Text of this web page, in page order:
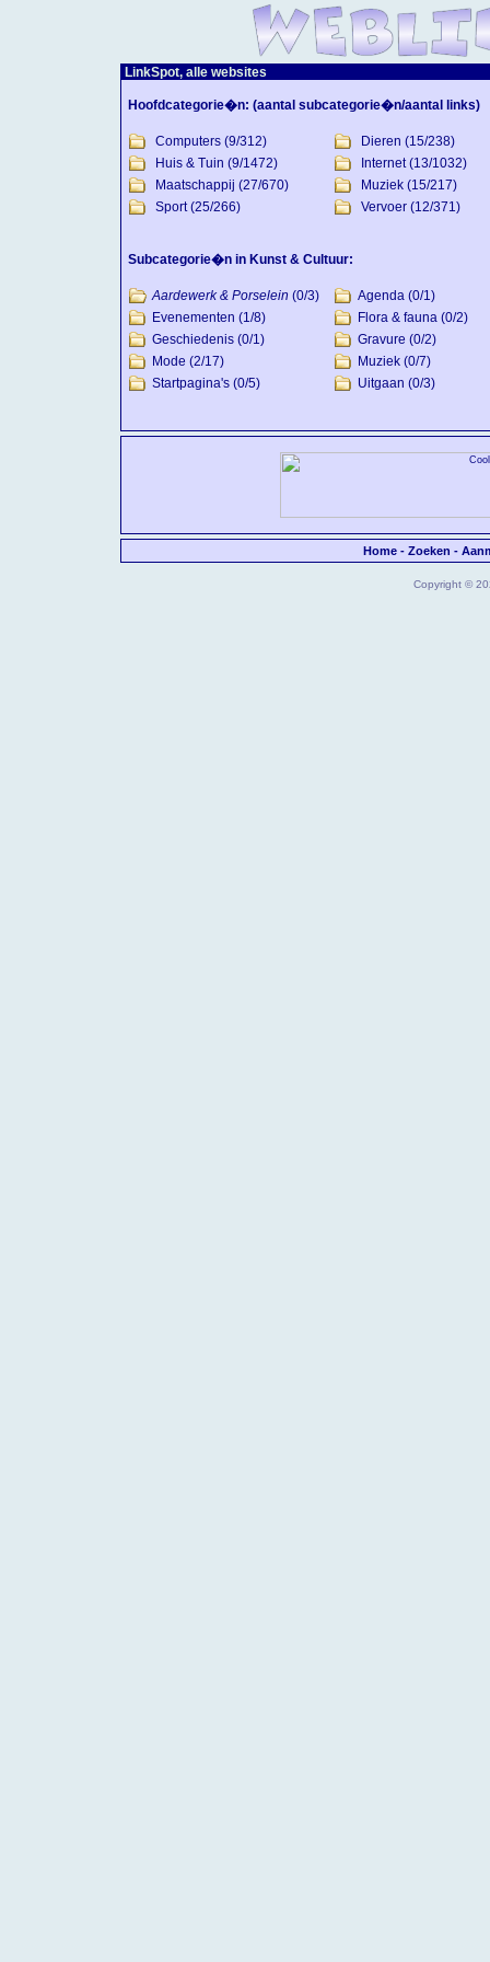
LinkSpot, alle websites
Hoofdcategorie�n: (aantal subcategorie�n/aantal links)
Computers (9/312) Dieren (15/238)
Huis & Tuin (9/1472) Internet(13/1032)
Maatschappij (27/670) Muziek (15/217)
Sport(25/266) Vervoer (12/371)
Subcategorie�n in Kunst & Cultuur:
Aardewerk & Porselein (0/3) Agenda (0/1)
Evenementen (1/8) Flora & fauna (0/2)
Geschiedenis (0/1) Gravure (0/2)
Mode (2/17) Muziek (0/7)
Startpagina's (0/5) Uitgaan (0/3)
Home- Zoeken -
Copyright ©